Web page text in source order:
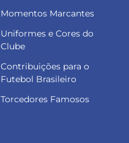
Momentos Marcantes
Uniformes e Cores do
Clube
Contribuições para o
Futebol Brasileiro
Torcedores Famosos